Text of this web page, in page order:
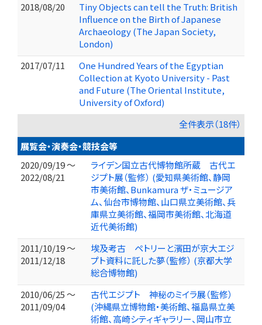
2018/08/20
Tiny Objects can tell the Truth: British
Influence on the Birth of Japanese
Archaeology (The Japan Society,
London)
2017/07/11
One Hundred Years of the Egyptian
Collection at Kyoto University - Past
and Future (The Oriental Institute,
University of Oxford)
全件表示（18件）
展覧会・演奏会・競技会等
2020/09/19 ～
2022/08/21
ライデン国立古代博物館所蔵 古代エ
ジプト展（監修） (愛知県美術館、静岡
市美術館、Bunkamura ザ・ミュージア
ム、仙台市博物館、山口県立美術館、兵
庫県立美術館、福岡市美術館、北海道
近代美術館)
2011/10/19 ～
2011/12/18
埃及考古 ペトリーと濱田が京大エジ
プト資料に託した夢（監修） (京都大学
総合博物館)
2010/06/25 ～
2011/09/04
古代エジプト 神秘のミイラ展（監修）
(沖縄県立博物館・美術館、福島県立美
術館、高崎シティギャラリー、岡山市立